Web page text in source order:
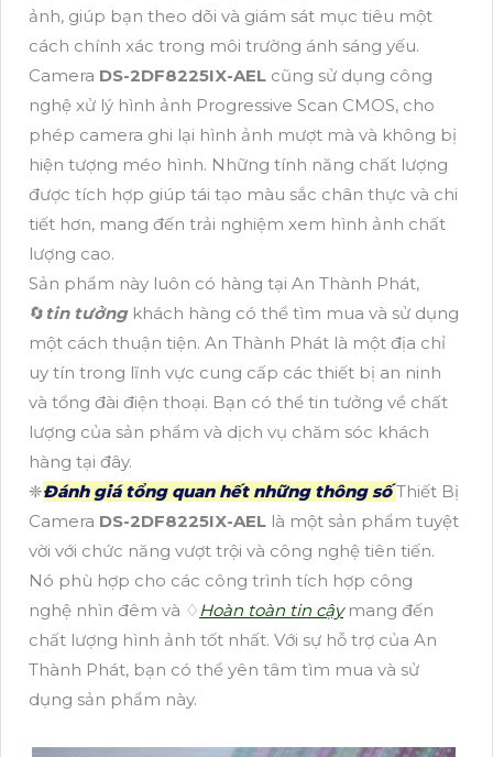
ảnh, giúp bạn theo dõi và giám sát mục tiêu một
cách chính xác trong môi trường ánh sáng yếu.
Camera DS-2DF8225IX-AEL cũng sử dụng công
nghệ xử lý hình ảnh Progressive Scan CMOS, cho
phép camera ghi lại hình ảnh mượt mà và không bị
hiện tượng méo hình. Những tính năng chất lượng
được tích hợp giúp tái tạo màu sắc chân thực và chi
tiết hơn, mang đến trải nghiệm xem hình ảnh chất
lượng cao.
Sản phẩm này luôn có hàng tại An Thành Phát,
🔄 tin tưởngkhách hàng có thể tìm mua và sử dụng
một cách thuận tiện. An Thành Phát là một địa chỉ
uy tín trong lĩnh vực cung cấp các thiết bị an ninh
và tổng đài điện thoại. Bạn có thể tin tưởng về chất
lượng của sản phẩm và dịch vụ chăm sóc khách
hàng tại đây.
❈Đánh giá tổng quan hết những thông sốThiết Bị
Camera DS-2DF8225IX-AEL là một sản phẩm tuyệt
vời với chức năng vượt trội và công nghệ tiên tiến.
Nó phù hợp cho các công trình tích hợp công
nghệ nhìn đêm và ♢Hoàn toàn tin cậymang đến
chất lượng hình ảnh tốt nhất. Với sự hỗ trợ của An
Thành Phát, bạn có thể yên tâm tìm mua và sử
dụng sản phẩm này.